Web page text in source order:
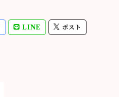
LINE ポスト